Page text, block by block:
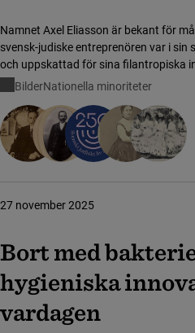
Namnet Axel Eliasson är bekant för
svensk-judiske entreprenören var i
och uppskattad för sina filantropiska
om Barnens dag-generalen som blev det
BilderNationella minoriteter
Bort med
hygieniska
vardagen
27 november 2025